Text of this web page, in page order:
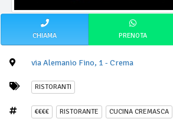
CHIAMA PRENOTA
via Alemanio Fino, 1 - Crema
RISTORANTI
€€€€ RISTORANTE CUCINA CREMASCA